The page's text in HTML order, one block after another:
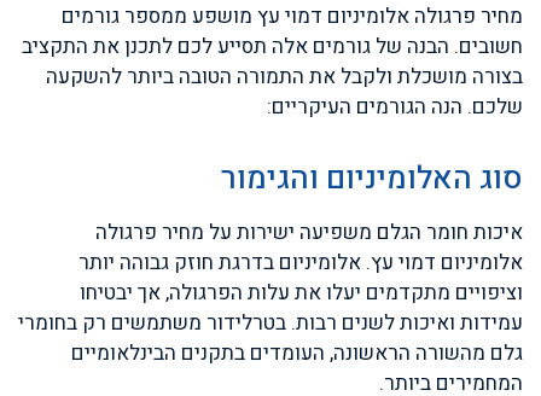
מחיר פרגולה אלומיניום דמוי עץ מושפע ממספר גורמים
חשובים. הבנה של גורמים אלה תסייע לכם לתכנן את התקציב
בצורה מושכלת ולקבל את התמורה הטובה ביותר להשקעה
שלכם. הנה הגורמים העיקריים:
סוג האלומיניום והגימור
איכות חומר הגלם משפיעה ישירות על מחיר פרגולה
אלומיניום דמוי עץ. אלומיניום בדרגת חוזק גבוהה יותר
וציפויים מתקדמים יעלו את עלות הפרגולה, אך יבטיחו
עמידות ואיכות לשנים רבות. בטרלידור משתמשים רק בחומרי
גלם מהשורה הראשונה, העומדים בתקנים הבינלאומיים
המחמירים ביותר.